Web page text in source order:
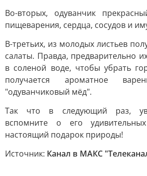
Во-вторых, одуванчик
пищеварения, сердца, сосудов и
В-третьих, из молодых листьев
салаты. Правда, предварительно
в соленой воде, чтобы убрать
получается ароматное
"одуванчиковый мёд".
Так что в следующий раз,
вспомните о его
настоящий подарок природы!
Источник: Канал в МАКС